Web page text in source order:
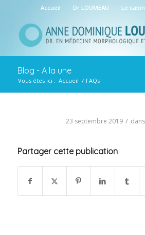
Accueil Dr LOUMEAU Le
Blog - A la une
Vous êtes ici : Accueil / FAQs
23 septembre 2019 / dans
Partager cette publication